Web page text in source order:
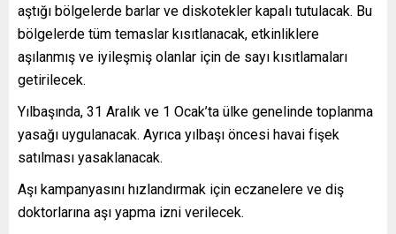
aştığı bölgelerde barlar ve diskotekler kapalı tutulacak. Bu
bölgelerde tüm temaslar kısıtlanacak, etkinliklere
aşılanmış ve iyileşmiş olanlar için de sayı kısıtlamaları
getirilecek.
Yılbaşında, 31 Aralık ve 1 Ocak’ta ülke genelinde toplanma
yasağı uygulanacak. Ayrıca yılbaşı öncesi havai fişek
satılması yasaklanacak.
Aşı kampanyasını hızlandırmak için eczanelere ve diş
doktorlarına aşı yapma izni verilecek.